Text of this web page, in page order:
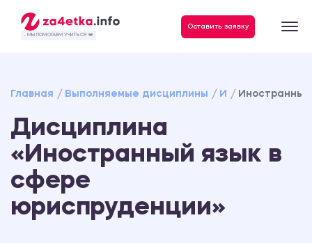
- МЫ ПОМОГАЕМ УЧИТЬСЯ ❤️
Оставить заявку
Главная Выполняемые дисциплины И
Дисциплина
«Иностранный язык в
сфере
юриспруденции»